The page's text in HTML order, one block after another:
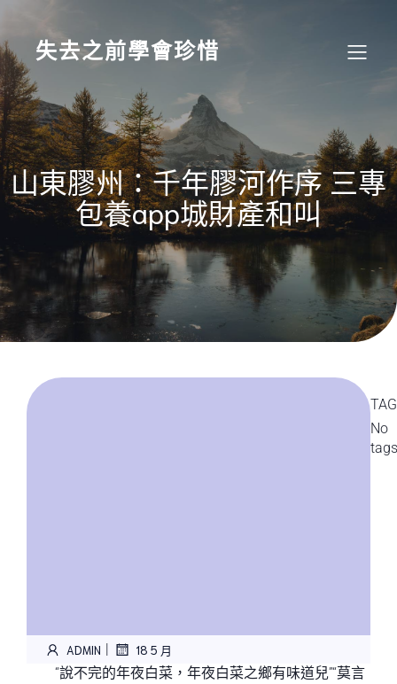
content
失去之前學會珍惜
山東膠州：千年膠河作序 三專
包養app城財產和叫
ADMIN | 18 5 月
“說不完的年夜白菜，年夜白菜之鄉有味道兒”“莫言
No
tags